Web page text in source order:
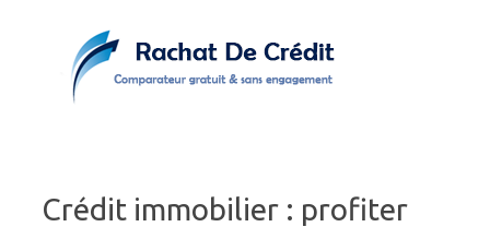
Crédit immobilier : profiter